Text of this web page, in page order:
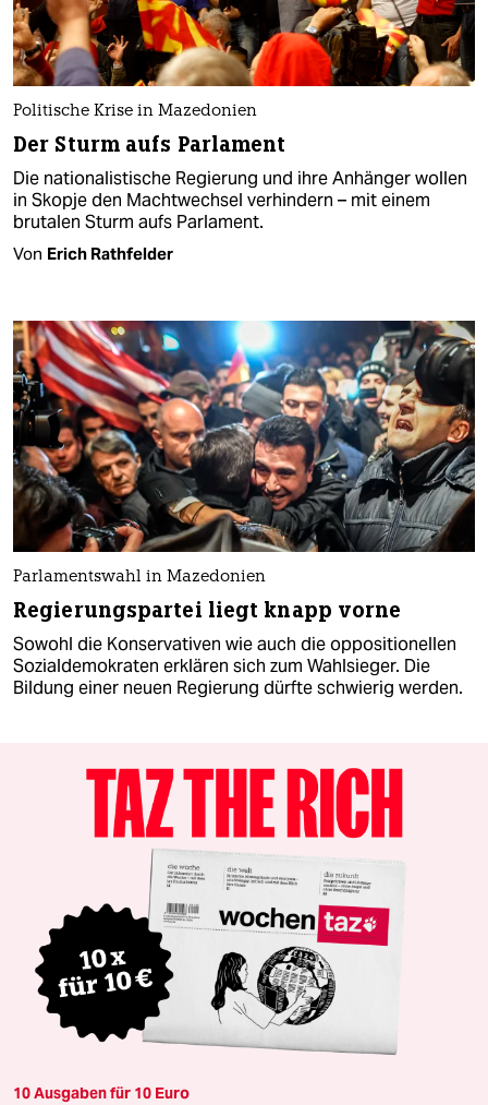
Politische Krise in Mazedonien
Der Sturm aufs Parlament
Die nationalistische Regierung und ihre Anhänger wollen
in Skopje den Machtwechsel verhindern – mit einem
brutalen Sturm aufs Parlament.
Von Erich Rathfelder
Parlamentswahl in Mazedonien
Regierungspartei liegt knapp vorne
Sowohl die Konservativen wie auch die oppositionellen
Sozialdemokraten erklären sich zum Wahlsieger. Die
Bildung einer neuen Regierung dürfte schwierig werden.
10 Ausgaben für 10 Euro